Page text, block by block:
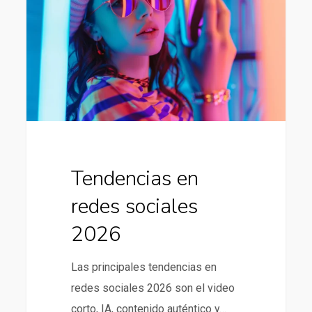
sociales
2026
Tendencias en
redes sociales
2026
Las principales tendencias en
redes sociales 2026 son el video
corto, IA, contenido auténtico y…